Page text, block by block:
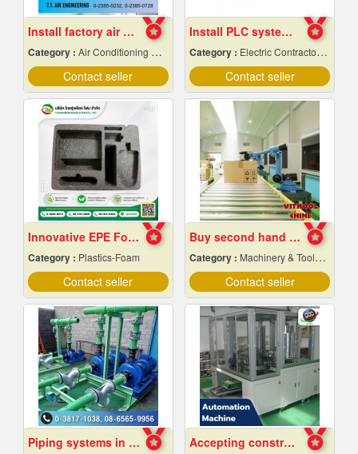
Install factory air conditioning system
Category : Air Conditioning Contractors
Contact seller
Install PLC system Rayong
Category : Electric Contractors-Industrial & Residential
Contact seller
Innovative EPE Foam packaging
Category : Plastics-Foam
Contact seller
Buy second hand industrial machinery
Category : Machinery & Tools-New
Contact seller
Piping systems in industrial plants Accepting construction of automation machines in Pathum Thani